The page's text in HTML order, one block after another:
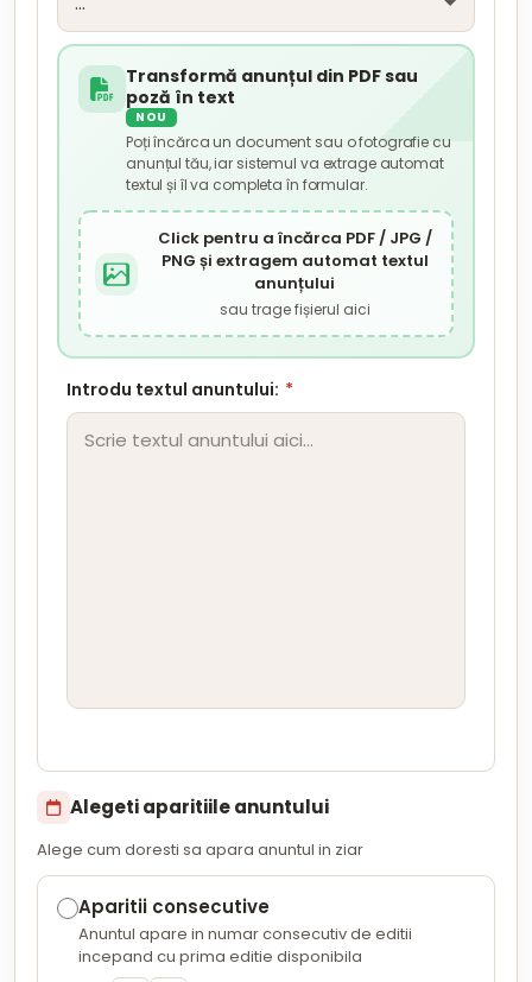
Transformă anunțul din PDF sau
poză în text
NOU
Poți încărca un document sau o fotografie cu
anunțul tău, iar sistemul va extrage automat
textul și îl va completa în formular.
Click pentru a încărca PDF / JPG /
PNG și extragem automat textul
anunțului
sau trage fișierul aici
Introdu textul anuntului: *
Alegeti aparitiile anuntului
Alege cum doresti sa apara anuntul in ziar
Aparitii consecutive
Anuntul apare in numar consecutiv de editii
incepand cu prima editie disponibila